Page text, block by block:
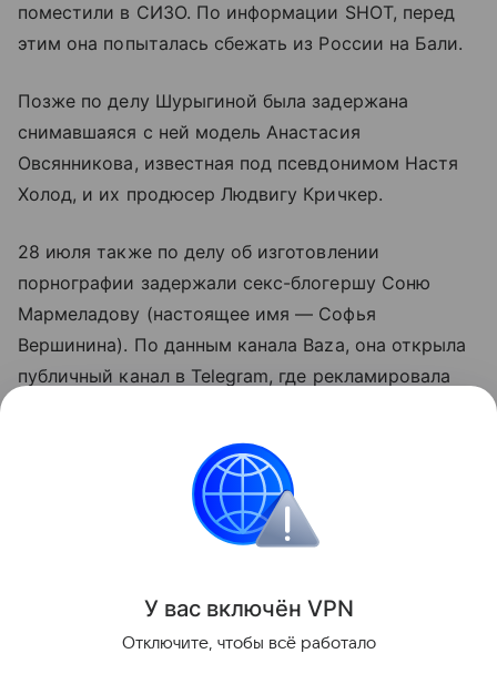
поместили в СИЗО. По информации SHOT, перед
этим она попыталась сбежать из России на Бали.
Позже по делу Шурыгиной была задержана
снимавшаяся с ней модель Анастасия
Овсянникова, известная под псевдонимом Настя
Холод, и их продюсер Людвигу Кричкер.
28 июля также по делу об изготовлении
порнографии задержали секс-блогершу Соню
Мармеладову (настоящее имя — Софья
Вершинина). По данным канала Baza, она открыла
публичный канал в Telegram, где рекламировала
получали доступ к эротическим видео с ее
участием. ~За год она заработала 30 млн рублей~.
31 июля Вершинину приговорили к трем годам
Поделиться
У вас включён VPN
Отключите, чтобы всё работало